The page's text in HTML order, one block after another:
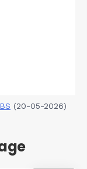
(20-05-2026)